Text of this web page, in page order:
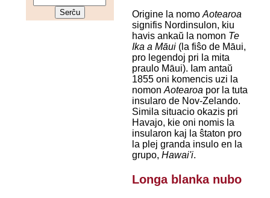
Origine la nomo Aotearoa
signifis Nordinsulon, kiu
havis ankaŭ la nomon Te
Ika a Māui(la fiŝo de Māui,
pro legendoj pri la mita
praulo Māui). Iam antaŭ
1855 oni komencis uzi la
nomon Aotearoa por la tuta
insularo de Nov-Zelando.
Simila situacio okazis pri
Havajo, kie oni nomis la
insularon kaj la ŝtaton pro
la plej granda insulo en la
grupo, Hawai'i.
Longa blanka nubo